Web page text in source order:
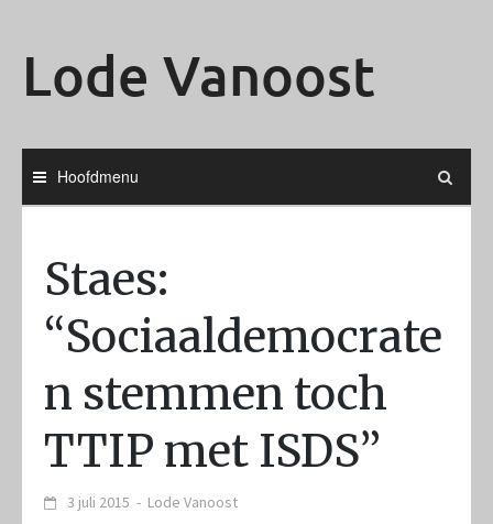
Lode Vanoost
Hoofdmenu
Staes:
“Sociaaldemocrate
n stemmen toch
TTIP met ISDS”
3 juli 2015 - Lode Vanoost